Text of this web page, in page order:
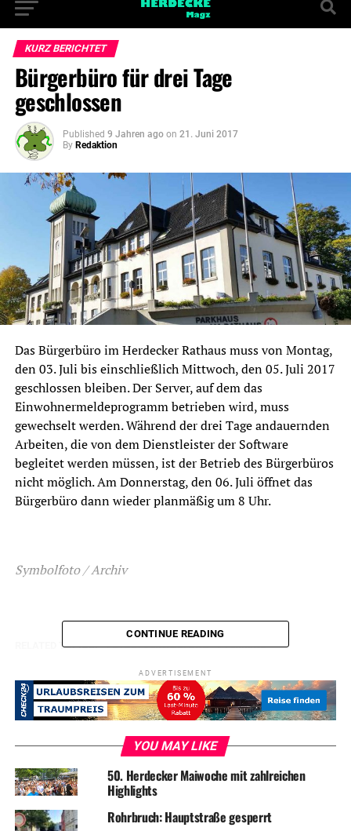
KURZ BERICHTET
Bürgerbüro für drei Tage
geschlossen
Published 9 Jahren ago on 21. Juni 2017
By Redaktion
Das Bürgerbüro im Herdecker Rathaus muss von Montag,
den 03. Juli bis einschließlich Mittwoch, den 05. Juli 2017
geschlossen bleiben. Der Server, auf dem das
Einwohnermeldeprogramm betrieben wird, muss
gewechselt werden. Während der drei Tage andauernden
Arbeiten, die von dem Dienstleister der Software
begleitet werden müssen, ist der Betrieb des Bürgerbüros
nicht möglich. Am Donnerstag, den 06. Juli öffnet das
Bürgerbüro dann wieder planmäßig um 8 Uhr.
Symbolfoto / Archiv
RELATED TOPICS: STADTVERWALTUNG TERMINE
Sternfahrt zum Stadtradeln-Auftakt und Info-Veranstaltung
zur Klima-Partnerstadt
Zwei Vollsperrungen am Nacken: Schubertweg und
Tulpenweg
CONTINUE READING
ADVERTISEMENT
YOU MAY LIKE
50. Herdecker Maiwoche mit zahlreichen
Highlights
Rohrbruch: Hauptstraße gesperrt